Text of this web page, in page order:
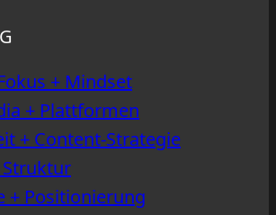
+ Mindset
+ Plattformen
+ Content-Strategie
+ Positionierung